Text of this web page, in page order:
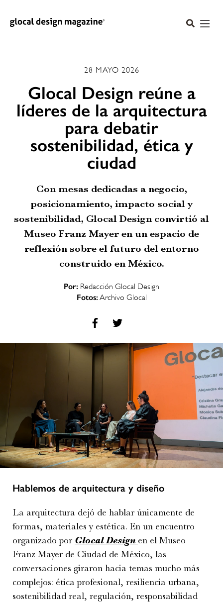
28 MAYO 2026
Glocal Design reúne a
líderes de la arquitectura
para debatir
sostenibilidad, ética y
ciudad
Con mesas dedicadas a negocio,
posicionamiento, impacto social y
sostenibilidad, Glocal Design convirtió al
Museo Franz Mayer en un espacio de
reflexión sobre el futuro del entorno
construido en México.
Por: Redacción Glocal Design
Fotos: Archivo Glocal
Hablemos de arquitectura y diseño
La arquitectura dejó de hablar únicamente de
formas, materiales y estética. En un encuentro
organizado por Glocal Design en el Museo
Franz Mayer de Ciudad de México, las
conversaciones giraron hacia temas mucho más
complejos: ética profesional, resiliencia urbana,
sostenibilidad real, regulación, responsabilidad